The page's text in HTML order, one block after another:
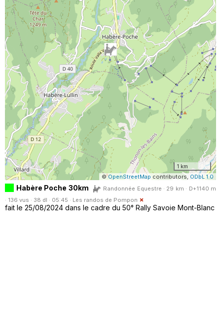
1 km
©OpenStreetMap contributors, ODbL 1.0
Habère Poche 30km
Randonnée Equestre · 29 km · D+1140 m
· 136 vus · 38 dl · 05:45 · Les randos de Pompon
fait le 25/08/2024 dans le cadre du 50° Rally Savoie Mont-Blanc